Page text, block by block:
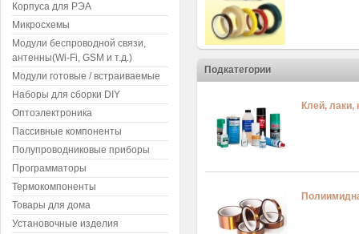
Подкатегории
Клей, лаки,
Корпуса для РЭА
Микросхемы
Модули беспроводной связи,
антенны(Wi-Fi, GSM и т.д.)
Модули готовые / встраиваемые
Наборы для сборки DIY
Оптоэлектроника
Пассивные компоненты
Полупроводниковые приборы
Программаторы
Термокомпоненты
Товары для дома
Установочные изделия